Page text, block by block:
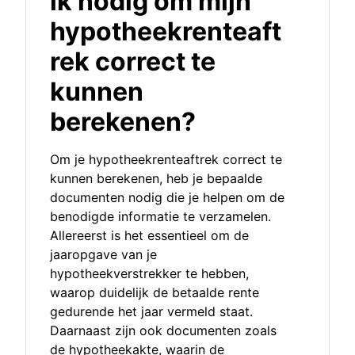
hypotheekrenteaft
rek correct te
kunnen
berekenen?
Om je hypotheekrenteaftrek correct te
kunnen berekenen, heb je bepaalde
documenten nodig die je helpen om de
benodigde informatie te verzamelen.
Allereerst is het essentieel om de
jaaropgave van je
hypotheekverstrekker te hebben,
waarop duidelijk de betaalde rente
gedurende het jaar vermeld staat.
Daarnaast zijn ook documenten zoals
de hypotheekakte, waarin de